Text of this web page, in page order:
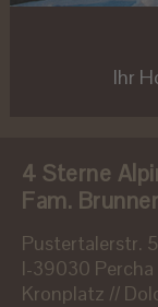
Ihr
4 Sterne
Fam. Brunner
Pustertalerstr. 5
I-39030
Kronplatz //